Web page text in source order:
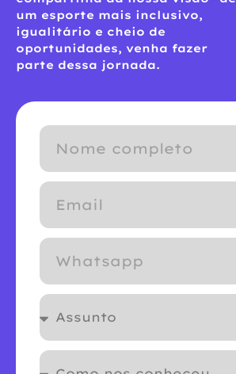
um esporte mais inclusivo,
igualitário e cheio de
oportunidades, venha fazer
parte dessa jornada.